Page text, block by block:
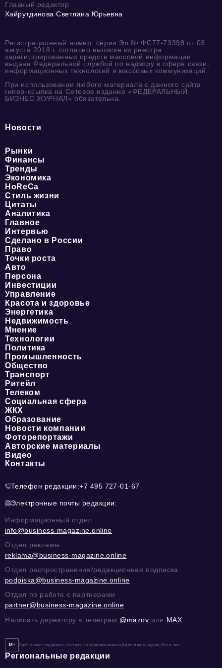
Главный редактор
Хайрутдинова Светлана Юрьевна
Регистрационный номер: серия Эл № ФС77-73398 от 03
августа 2018 г. согласно выписке из реестра
зарегистрированных средств массовой информации
выдана Федеральной службой по надзору в сфере связи,
информационных технологий и массовых коммуникаций.
При использовании любого материала с данного сайта
гипер-ссылка на Сетевое издание «ФЕДЕРАЛЬНЫЙ
БИЗНЕС ЖУРНАЛ» обязательна.
Новости
Рынки
Финансы
Тренды
Экономика
HoReCa
Стиль жизни
Цитаты
Аналитика
Главное
Интервью
Сделано в России
Право
Точки роста
Авто
Персона
Инвестиции
Управление
Красота и здоровье
Энергетика
Недвижимость
Мнение
Технологии
Политика
Промышленность
Общество
Транспорт
Ритейл
Телеком
Социальная сфера
ЖКХ
Образование
Новости компании
Фоторепортажи
Авторские материалы
Видео
Контакты
Телефон редакции:+7 495 727-01-67
Электронные почты редакции:
Информационный отдел
info@business-magazine.online
Отдел рекламы
reklama@business-magazine.online
Отдел распространения/редакционная подписка
podpiska@business-magazine.online
Отдел по работе с партнерами
partner@business-magazine.online
Написать директору в телеграм @mazov или MAX
16+ Сайт может содержать контент, не предназначенный для лиц младше 16-ти лет.
Региональные редакции